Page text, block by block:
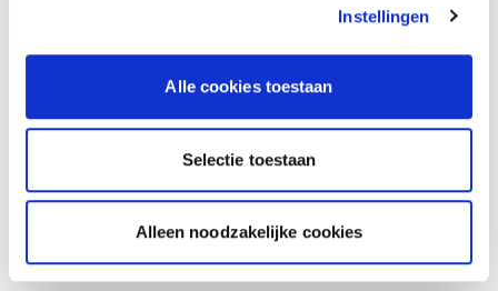
Instellingen
Alle cookies toestaan
Selectie toestaan
Alleen noodzakelijke cookies